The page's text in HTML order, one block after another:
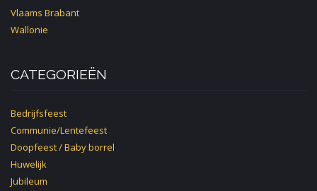
Vlaams Brabant
Wallonie
CATEGORIEËN
Bedrijfsfeest
Communie/Lentefeest
Doopfeest / Baby borrel
Huwelijk
Jubileum